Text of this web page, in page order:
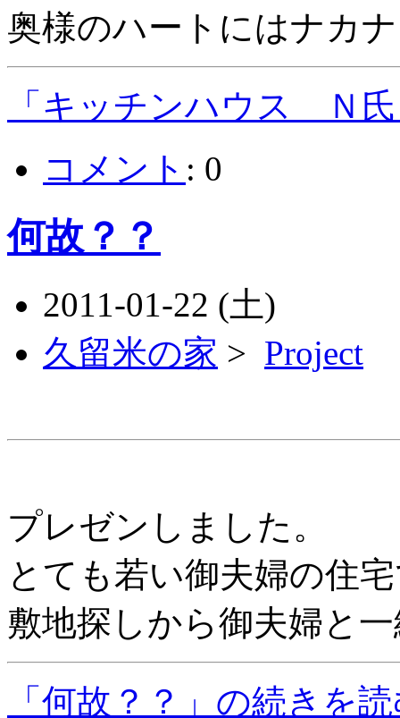
奥様のハートにはナカ
「キッチンハウス Ｎ
コメント : 0
何故？？
2011-01-22 (土)
久留米の家 > Project
プレゼンしました。
とても若い御夫婦の住
敷地探しから御夫婦と
「何故？？」の続きを